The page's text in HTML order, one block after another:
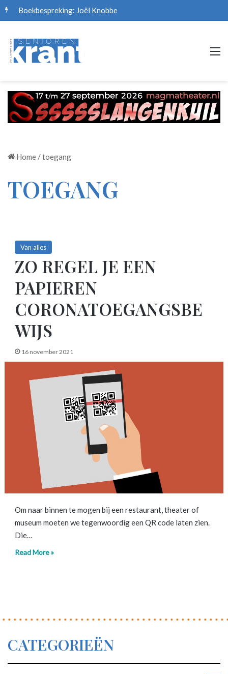
Boekbespreking: Joël Knobbe
Home /toegang
TOEGANG
Van alles
ZO REGEL JE EEN
PAPIEREN
CORONATOEGANGSBE
WIJS
16 november 2021
Om naar binnen te mogen bij een restaurant, theater of
museum moeten we tegenwoordig een QR code laten zien.
Die…
Read More »
CATEGORIEËN